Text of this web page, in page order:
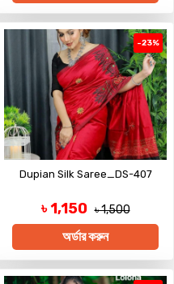
-23%
Dupian Silk Saree_DS-407
৳ 1,150 ৳ 1,500
অর্ডার করুন